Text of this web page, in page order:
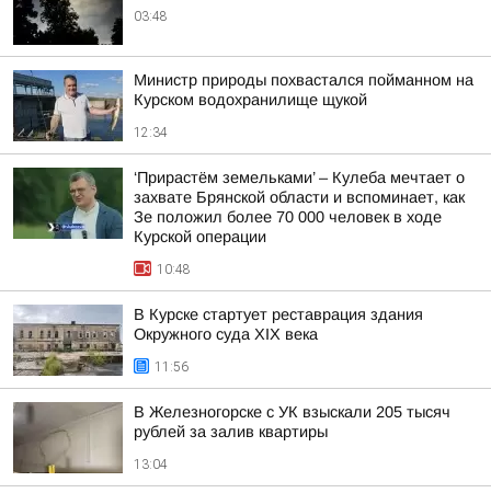
03:48
Министр природы похвастался пойманном на
Курском водохранилище щукой
12:34
‘Прирастём земельками’ – Кулеба мечтает о
захвате Брянской области и вспоминает, как
Зе положил более 70 000 человек в ходе
Курской операции
10:48
В Курске стартует реставрация здания
Окружного суда XIX века
11:56
В Железногорске с УК взыскали 205 тысяч
рублей за залив квартиры
13:04